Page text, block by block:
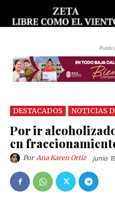
DESTACADOS NOTICIAS
Por ir
en
Por Ana Karen Ortiz junio